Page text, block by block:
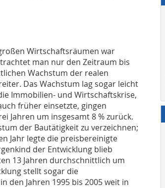
Wirtschaftsräumen war
man nur den Zeitraum bis
Wachstum der realen
Das Wachstum lag sogar leicht
Immobilien- und Wirtschaftskrise,
früher einsetzte, gingen
Jahren um insgesamt 8 % zurück.
der Bautätigkeit zu verzeichnen;
Jahr legte die preisbereinigte
der Entwicklung blieb
13 Jahren durchschnittlich um
stellt sogar die
den Jahren 1995 bis 2005 weit in